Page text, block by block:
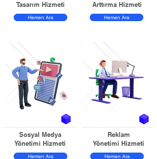
Tasarım Hizmeti
Hemen Ara
Arttırma Hizmeti
Hemen Ara
Sosyal Medya
Yönetimi Hizmeti
Hemen Ara
Reklam
Yönetimi Hizmeti
Hemen Ara